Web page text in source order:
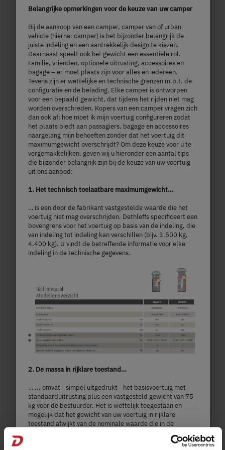
Kies model
600 ER
€ 66.290,–
Prijs vanaf a)
2 - 5 personen
5,99
Lengte
3.499 kg
Technisch toelaatbare
maximummassa
Belangrijke opmerkingen voor de keuze van uw camper
Bij de aankoop van een camper, camper van of urban
vehicle (hierna: camper) is het bijzonder belangrijk de
juiste indeling en een aantrekkelijk design te kiezen.
Daarnaast speelt ook het gewicht een essentiële rol.
Familie, vrienden, optionele uitrusting, accessoires en
bagage – er moet plaats zijn voor alles en iedereen.
Tevens zijn er wettelijke en technische grenzen m.b.t. de
configuratie en de belading. Elke camper is ontworpen
voor een bepaald gewicht, dat tijdens het rijden niet mag
worden overschreden. Kopers van een camper vragen zich
dan ook af: hoe moet ik mijn voertuig configureren zodat
het plaats biedt aan passagiers, bagage en accessoires
naargelang mijn behoeften zonder dat het voertuig dit
maximumgewicht overschrijdt? Om deze keuze voor u te
vergemakkelijken, geven wij u hieronder een aantal tips
die bijzonder belangrijk zijn bij de keuze van uw voertuig
uit ons aanbod:
1. Het technisch toelaatbare maximumgewicht…
… is een door de fabrikant vastgestelde waarde die het
voertuig niet mag overschrijden. Dethleffs specificeert een
bovengrens voor het voertuig op basis van de indeling, die
van indeling tot indeling kan verschillen (bijv. 3.500 kg,
4.400 kg). U vindt de betreffende informatie voor elke
indeling in de technische gegevens.
2. De massa in rijklare toestand…
… ... omvat - simpel uitgedrukt - het basisvoertuig met
standaarduitrusting plus een vastgesteld gewicht van 75
kg voor de bestuurder. Het is wettelijk toegestaan en
mogelijk dat het gewicht van uw voertuig in rijklare
toestand afwijkt van de nominale waarde die in de
afwijking bedraagt ± 5 %. Het toelaatbare bereik in kilo's